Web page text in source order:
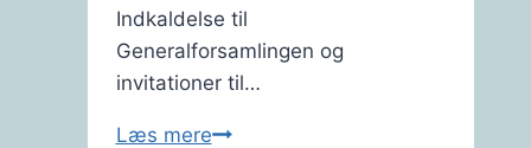
Indkaldelse til
Generalforsamlingen og
invitationer til…
Læs mereSæt